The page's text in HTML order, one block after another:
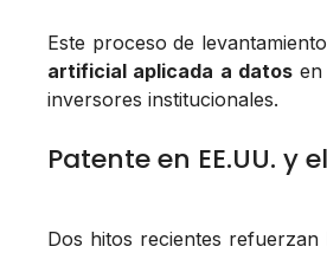
Este proceso de
artificial aplicada a datosen
inversores institucionales.
Patente en EE.UU. y
Dos hitos recientes